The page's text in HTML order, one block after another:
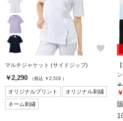
favorite
マルチジャケット (サイドジップ)
￥2,290 （税込 ￥2,519 ）
オリジナルプリント オリジナル刺繍
ネーム刺繍